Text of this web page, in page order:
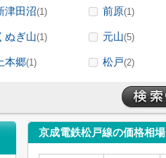
津田沼(1) 前原(1)
ぬぎ山(1) 元山(5)
上本郷(1) 松戸(2)
京成電鉄松戸線の価格相場